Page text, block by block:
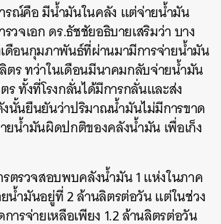
รณ์คือ มีน้ำมันในคลัง แต่จ่ายน้ำมัน
วจเอก ดร.ธัชชัยอธิบายเสริมว่า บาง
ดือนกุมภาพันธ์ที่ผ่านมามีการจ่ายน้ำมัน
ตร ทว่าในเดือนมีนาคมกลับจ่ายน้ำมัน
ร ทั้งที่โรงกลั่นได้มีการกลั่นและส่ง
นั้นยืนยันว่าปริมาณน้ำมันไม่มีการขาด
น้ำมันผิดปกติของคลังน้ำมัน เพื่อเก็ง
ตรวจสอบพบคลังน้ำมัน 1 แห่งในภาค
น้ำมันอยู่ที่ 2 ล้านลิตรต่อวัน แต่ในช่วง
ารจ่ายเหลือเพียง 1.2 ล้านลิตรต่อวัน